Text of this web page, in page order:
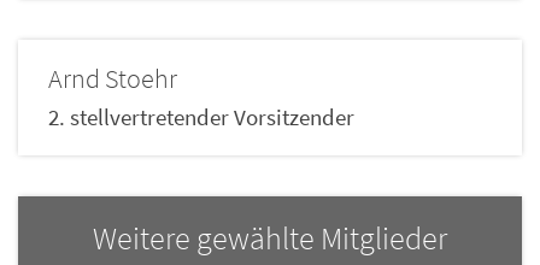
Arnd Stoehr
2. stellvertretender Vorsitzender
Weitere gewählte Mitglieder